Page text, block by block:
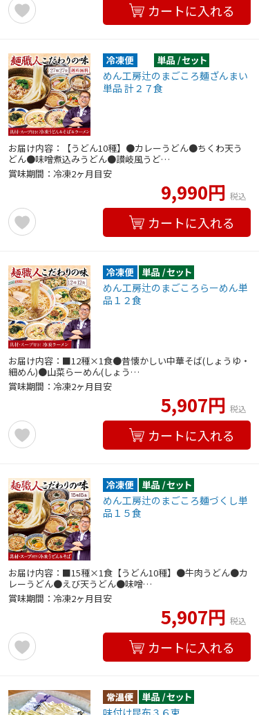
カートに入れる
めん工房辻のまごころ麺ざんまい
単品 計２７食
お届け内容：【うどん10種】●カレーうどん●ちくわ天う
どん●味噌煮込みうどん●讃岐風うど…
賞味期間：冷凍2ヶ月目安
9,990円 税込
カートに入れる
めん工房辻のまごころらーめん単
品１２食
お届け内容：■12種×1食●昔懐かしい中華そば(しょうゆ・
細めん)●山菜らーめん(しょう…
賞味期間：冷凍2ヶ月目安
5,907円 税込
カートに入れる
めん工房辻のまごころ麺づくし単
品１５食
お届け内容：■15種×1食【うどん10種】●牛肉うどん●カ
レーうどん●えび天うどん●味噌…
賞味期間：冷凍2ヶ月目安
5,907円 税込
カートに入れる
味付け昆布３６束